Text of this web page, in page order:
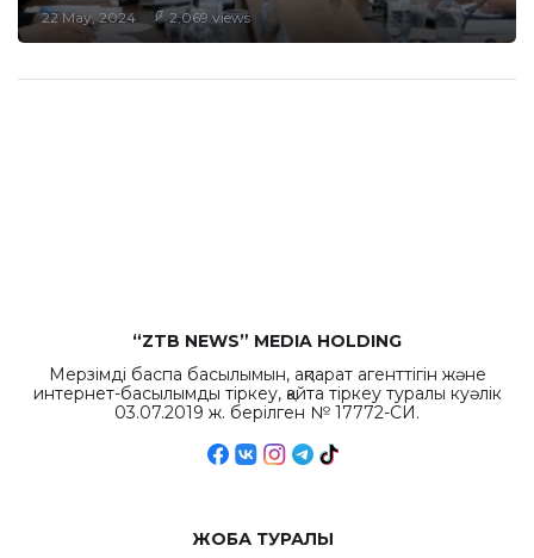
22 May, 2024 2,069 views
“ZTB NEWS” MEDIA HOLDING
Мерзімді баспа басылымын, ақпарат агенттігін және
интернет-басылымды тіркеу, қайта тіркеу туралы куәлік
03.07.2019 ж. берілген № 17772-СИ.
ЖОБА ТУРАЛЫ